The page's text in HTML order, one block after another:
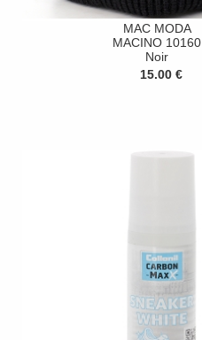
MAC MODA
MACINO 10160
Noir
15.00 €